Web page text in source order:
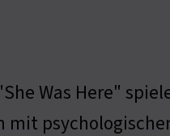
Was Here"
mit